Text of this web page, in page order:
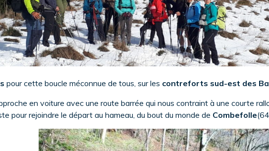
pour cette boucle méconnue de tous, sur les contreforts sud-est des
en voiture avec une route barrée qui nous contraint à une courte
pour rejoindre le départ au hameau, du bout du monde de Combefolle